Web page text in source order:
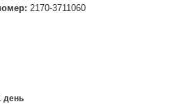
2170-3711060
день